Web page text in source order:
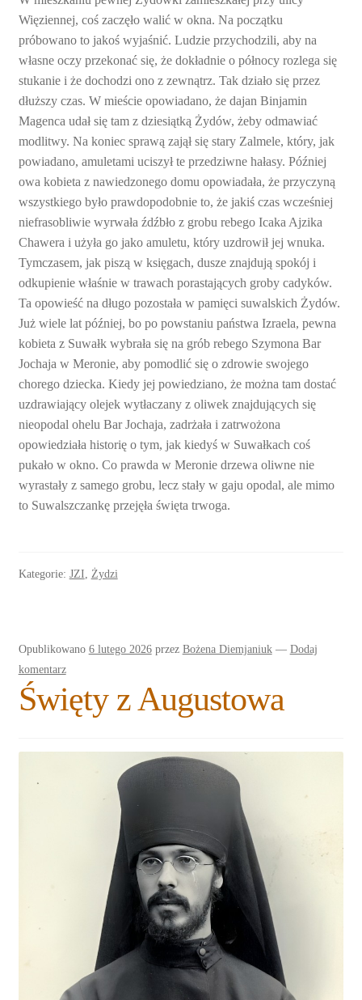
Więziennej, coś zaczęło walić w okna. Na początku
próbowano to jakoś wyjaśnić. Ludzie przychodzili, aby na
własne oczy przekonać się, że dokładnie o północy rozlega się
stukanie i że dochodzi ono z zewnątrz. Tak działo się przez
dłuższy czas. W mieście opowiadano, że dajan Binjamin
Magenca udał się tam z dziesiątką Żydów, żeby odmawiać
modlitwy. Na koniec sprawą zajął się stary Zalmele, który, jak
powiadano, amuletami uciszył te przedziwne hałasy. Później
owa kobieta z nawiedzonego domu opowiadała, że przyczyną
wszystkiego było prawdopodobnie to, że jakiś czas wcześniej
niefrasobliwie wyrwała źdźbło z grobu rebego Icaka Ajzika
Chawera i użyła go jako amuletu, który uzdrowił jej wnuka.
Tymczasem, jak piszą w księgach, dusze znajdują spokój i
odkupienie właśnie w trawach porastających groby cadyków.
Ta opowieść na długo pozostała w pamięci suwalskich Żydów.
Już wiele lat później, bo po powstaniu państwa Izraela, pewna
kobieta z Suwałk wybrała się na grób rebego Szymona Bar
Jochaja w Meronie, aby pomodlić się o zdrowie swojego
chorego dziecka. Kiedy jej powiedziano, że można tam dostać
uzdrawiający olejek wytłaczany z oliwek znajdujących się
nieopodal ohelu Bar Jochaja, zadrżała i zatrwożona
opowiedziała historię o tym, jak kiedyś w Suwałkach coś
pukało w okno. Co prawda w Meronie drzewa oliwne nie
wyrastały z samego grobu, lecz stały w gaju opodal, ale mimo
to Suwalszczankę przejęła święta trwoga.
Kategorie: JZI, Żydzi
Opublikowano 6 lutego 2026 przez Bożena Diemjaniuk — Dodaj
komentarz
Święty z Augustowa